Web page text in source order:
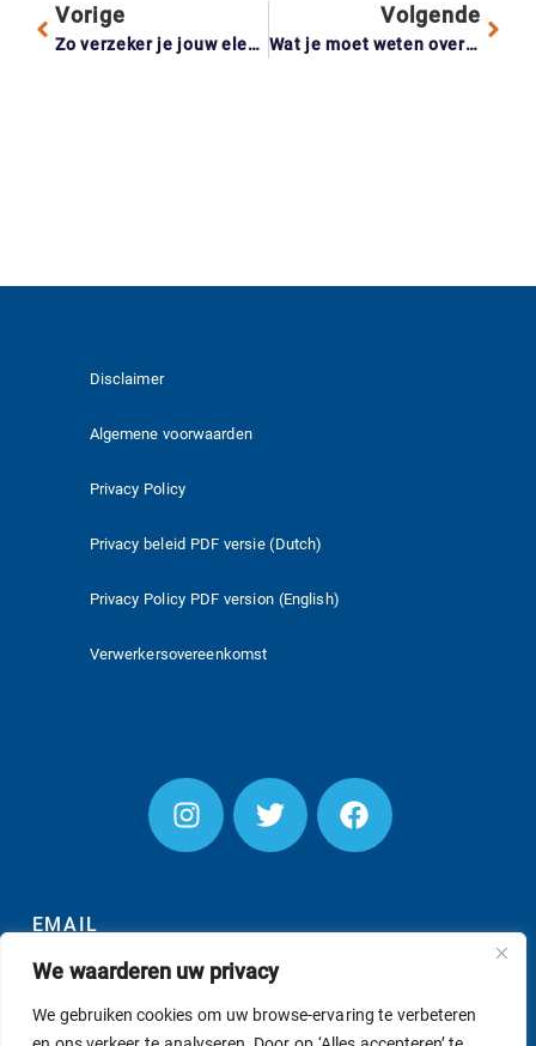
We waarderen uw privacy
We gebruiken cookies om uw browse-ervaring te verbeteren
Vorige
Zo verzeker je jouw elektrische auto zonder ongewenste verrassingen
Volgende
Wat je moet weten over een uitsluitingsclausule bij schenkingen
EMAIL
Disclaimer
Algemene voorwaarden
Privacy Policy
Privacy beleid PDF versie (Dutch)
Privacy Policy PDF version (English)
Verwerkersovereenkomst